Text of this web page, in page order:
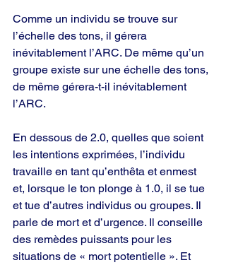
Comme un individu se trouve sur
l’échelle des tons, il gérera
inévitablement l’ARC. De même qu’un
groupe existe sur une échelle des tons,
de même gérera-t-il inévitablement
l’ARC.
En dessous de 2.0, quelles que soient
les intentions exprimées, l’individu
travaille en tant qu’enthêta et enmest
et, lorsque le ton plonge à 1.0, il se tue
et tue d’autres individus ou groupes. Il
parle de mort et d’urgence. Il conseille
des remèdes puissants pour les
situations de « mort potentielle ». Et